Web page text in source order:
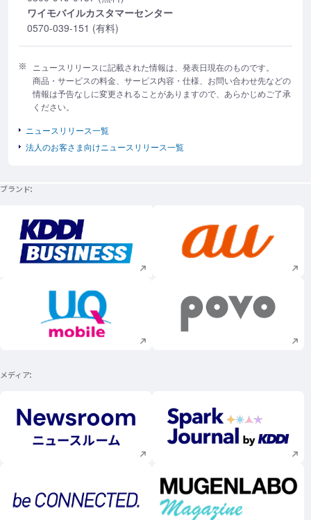
ワイモバイルカスタマーセンター
0570-039-151 (有料)
ニュースリリースに記載された情報は、発表日現在のものです。
商品・サービスの料金、サービス内容・仕様、お問い合わせ先などの
情報は予告なしに変更されることがありますので、あらかじめご了承
ください。
ニュースリリース一覧
法人のお客さま向けニュースリリース一覧
ブランド
新規ウィンドウで開く 新規ウィンドウで
新規ウィンドウで開く 新規ウィンドウで
メディア
新規ウィンドウで開く 新規ウィンドウで
新規ウィンドウで開く 新規ウィンドウで